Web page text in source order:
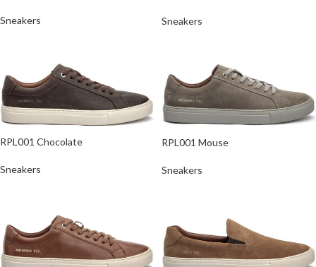
Sneakers Sneakers
RPL001 Chocolate
Sneakers
RPL001 Mouse
Sneakers